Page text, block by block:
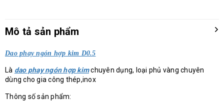
Mô tả sản phẩm
Dao phay ngón hợp kim D0.5
Là dao phay ngón hợp kimchuyên dụng, loại phủ vàng chuyên
dùng cho gia công thép,inox
Thông số sản phẩm: